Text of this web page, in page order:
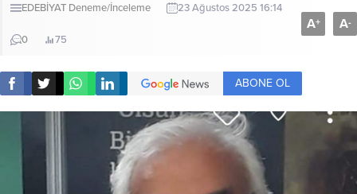
EDEBİYAT Deneme/İnceleme 23 Ağustos 2025 16:14
0 75
A+ A-
ABONE OL